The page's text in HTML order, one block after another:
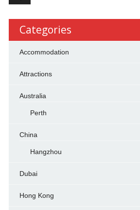
Categories
Accommodation
Attractions
Australia
Perth
China
Hangzhou
Dubai
Hong Kong